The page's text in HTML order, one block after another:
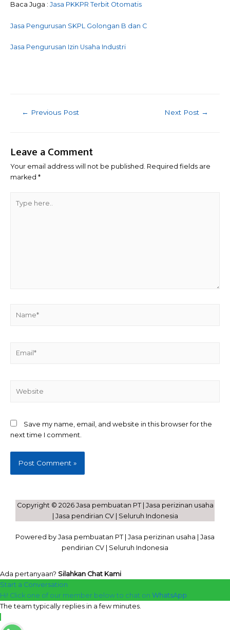
Baca Juga : Jasa PKKPR Terbit Otomatis
Jasa Pengurusan SKPL Golongan B dan C
Jasa Pengurusan Izin Usaha Industri
Post
← Previous Post Next Post →
Leave a Comment
Your email address will not be published. Required fields are
marked *
here..
Save my name, email, and website in this browser for the
next time I comment.
Copyright © 2026 Jasa pembuatan PT | Jasa perizinan usaha
| Jasa pendirian CV | Seluruh Indonesia
Powered by Jasa pembuatan PT | Jasa perizinan usaha | Jasa
pendirian CV | Seluruh Indonesia
Ada pertanyaan? Silahkan Chat Kami
Start a Conversation
Hi! Click one of our member below to chat on WhatsApp
The team typically replies in a few minutes.